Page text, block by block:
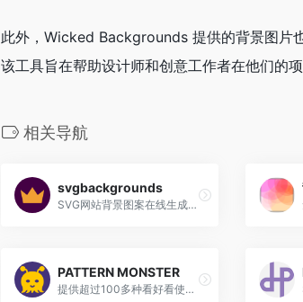
此外，Wicked Backgrounds 提供的背景图片
该工具旨在帮助设计师和创意工作者在他们的
相关导航
svgbackgrounds
SVG网站背景图案在线生成工具
PATTERN MONSTER
提供超过100多种看好看使用的图案款式